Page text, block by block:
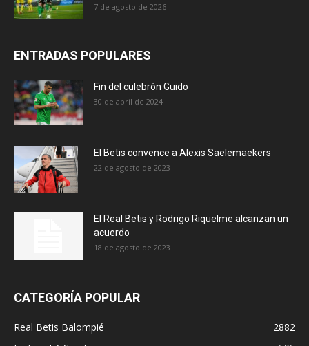
7 de agosto de 2026
ENTRADAS POPULARES
Fin del culebrón Guido
30 de abril de 2024
El Betis convence a Alexis Saelemaekers
22 de agosto de 2023
El Real Betis y Rodrigo Riquelme alcanzan un
acuerdo
18 de agosto de 2023
CATEGORÍA POPULAR
Real Betis Balompié
2882